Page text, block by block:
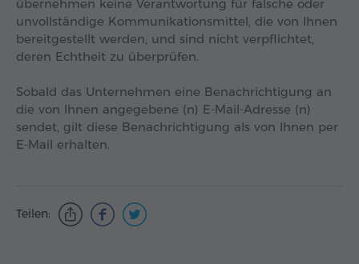
übernehmen keine Verantwortung für falsche oder
unvollständige Kommunikationsmittel, die von Ihnen
bereitgestellt werden, und sind nicht verpflichtet,
deren Echtheit zu überprüfen.
Sobald das Unternehmen eine Benachrichtigung an
die von Ihnen angegebene (n) E-Mail-Adresse (n)
sendet, gilt diese Benachrichtigung als von Ihnen per
E-Mail erhalten.
Teilen: